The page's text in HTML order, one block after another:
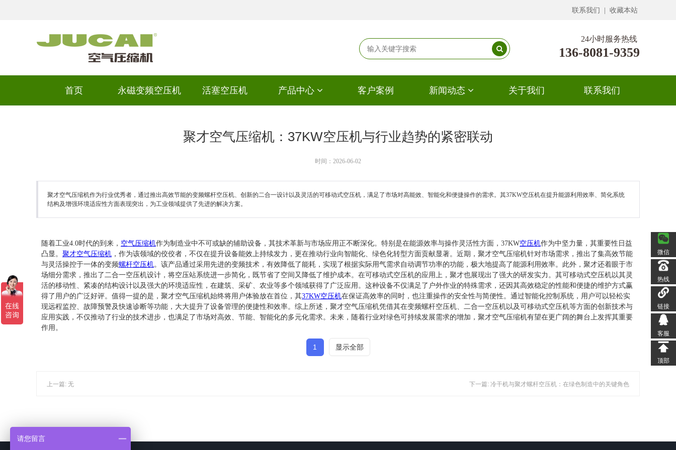
联系我们 | 收藏本站
24小时服务热线
136-8081-9359
首页 永磁变频空压机 活塞空压机 产品中心 客户案例 新闻动态 关于我们 联系我们
微信
热线
链接
客服
顶部
聚才空气压缩机：37KW空压机与行业趋势的紧密联动
时间：2026-06-02
聚才空气压缩机作为行业优秀者，通过推出高效节能的变频螺杆空压机、创新的二合一设计以及灵活的可移动式空压机，满足了市场对高能效、智能化和便捷操作的需求。其37KW空压机在提升能源利用效率、简化系统
结构及增强环境适应性方面表现突出，为工业领域提供了先进的解决方案。
随着工业4.0时代的到来， 空气压缩机作为制造业中不可或缺的辅助设备，其技术革新与市场应用正不断深化。特别是在能源效率与操作灵活性方面，37KW空压机作为中坚力量，其重要性日益
凸显。 聚才空气压缩机 ，作为该领域的佼佼者，不仅在提升设备能效上持续发力，更在推动行业向智能化、绿色化转型方面贡献显著。近期，聚才空气压缩机针对市场需求，推出了集高效节能
与灵活操控于一体的变频螺杆空压机。该产品通过采用先进的变频技术，有效降低了能耗，实现了根据实际用气需求自动调节功率的功能，极大地提高了能源利用效率。此外，聚才还着眼于市
场细分需求，推出了二合一空压机设计，将空压站系统进一步简化，既节省了空间又降低了维护成本。在可移动式空压机的应用上，聚才也展现出了强大的研发实力。其可移动式空压机以其灵
活的移动性、紧凑的结构设计以及强大的环境适应性，在建筑、采矿、农业等多个领域获得了广泛应用。这种设备不仅满足了户外作业的特殊需求，还因其高效稳定的性能和便捷的维护方式赢
得了用户的广泛好评。值得一提的是，聚才空气压缩机始终将用户体验放在首位，其37KW空压机在保证高效率的同时，也注重操作的安全性与简便性。通过智能化控制系统，用户可以轻松实
现远程监控、故障预警及快速诊断等功能，大大提升了设备管理的便捷性和效率。综上所述，聚才空气压缩机凭借其在变频螺杆空压机、二合一空压机以及可移动式空压机等方面的创新技术与
应用实践，不仅推动了行业的技术进步，也满足了市场对高效、节能、智能化的多元化需求。未来，随着行业对绿色可持续发展需求的增加，聚才空气压缩机有望在更广阔的舞台上发挥其重要
作用。
1 显示全部
上一篇: 无 下一篇: 冷干机与聚才螺杆空压机：在绿色制造中的关键角色
请您留言